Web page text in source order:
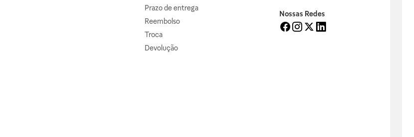
Prazo de entrega
Reembolso
Troca
Devolução
Nossas Redes